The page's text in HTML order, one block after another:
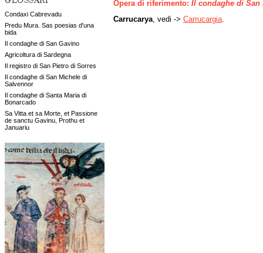
Condaxi Cabrevadu
Predu Mura. Sas poesias d'una
bida
Il condaghe di San Gavino
Agricoltura di Sardegna
Il registro di San Pietro di Sorres
Il condaghe di San Michele di
Salvennor
Il condaghe di Santa Maria di
Bonarcado
Sa Vitta et sa Morte, et Passione
de sanctu Gavinu, Prothu et
Januariu
Opera di riferimento: Il condaghe di San
Carrucarya , vedi -> Carrucargia